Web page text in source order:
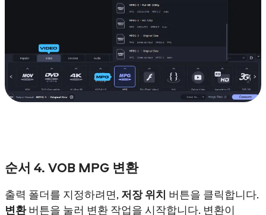
순서 4. VOB MPG 변환
출력 폴더를 지정하려면, 저장 위치 버튼을 클릭합니다.
변환버튼을 눌러 변환 작업을 시작합니다. 변환이